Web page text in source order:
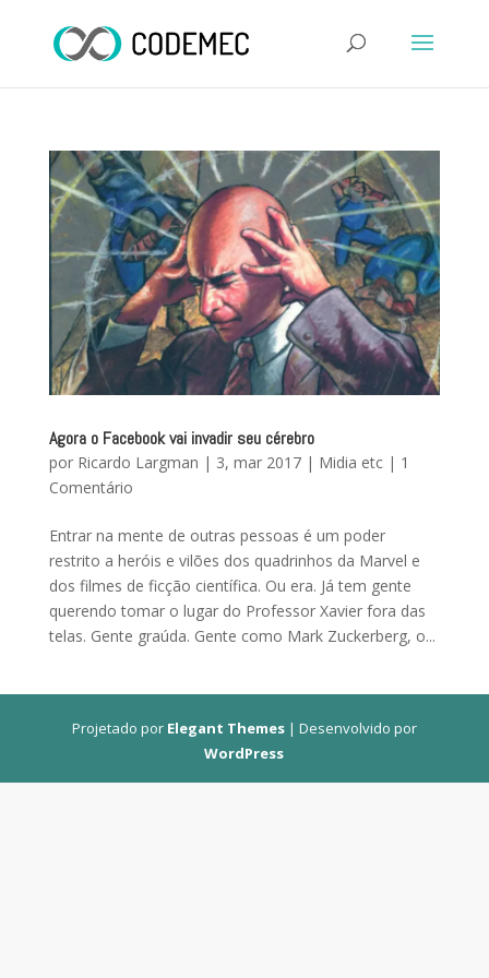
Agora o Facebook vai invadir seu cérebro
por Ricardo Largman | 3, mar 2017| Midia etc| 1
Comentário
Entrar na mente de outras pessoas é um poder
restrito a heróis e vilões dos quadrinhos da Marvel e
dos filmes de ficção científica. Ou era. Já tem gente
querendo tomar o lugar do Professor Xavier fora das
telas. Gente graúda. Gente como Mark Zuckerberg, o...
Projetado por Elegant Themes| Desenvolvido por
WordPress